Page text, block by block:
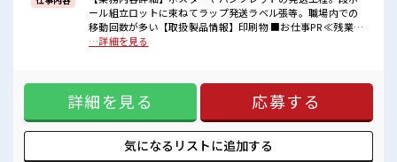
私物の置きすぎには注意が必要ですね★
残業多め！
稼ぎたい方は必見！
ール組立ロットに束ねてラップ発送ラベル張等。職場内での
移動回数が多い【取扱製品情報】印刷物 ■お仕事PR ≪残業で
収入アップ≫ 高収入を希望される方にオススメ。 残業は月20
ています！ イチからスキルUP・ステップUP目指していきま
しょう！ ≪収入アップを目指せる≫ 高時給だらけの派遣のお
仕事です！ ■職場の雰囲気 活気あふれる20代活躍中の職場で
す☆ 休憩室完備でランチや休憩も充実しそう♪ 職場にはロッ
カー完備！ 私物の置きすぎには注意が必要ですね★ 残業多
め！ 稼ぎたい方は必見！
…詳細を見る
詳細を見る 応募する
気になるリストに追加する